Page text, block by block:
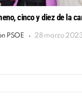
cinco y diez de la
PSOE 28 marzo